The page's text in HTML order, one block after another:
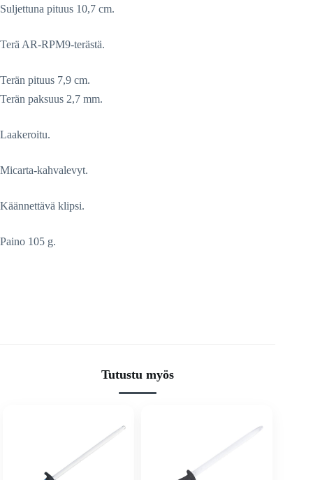
Suljettuna pituus 10,7 cm.
Terä AR-RPM9-terästä.
Terän pituus 7,9 cm.
Terän paksuus 2,7 mm.
Laakeroitu.
Micarta-kahvalevyt.
Käännettävä klipsi.
Paino 105 g.
Tutustu myös